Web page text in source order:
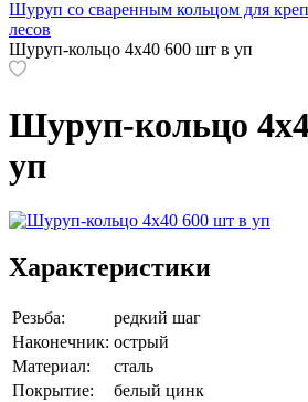
Шуруп со сваренным кольцом для
лесов
Шуруп-кольцо 4х40 600 шт в уп
Шуруп-кольцо
уп
Характеристики
Резьба:
редкий шаг
Наконечник: острый
Материал:
сталь
Покрытие:
белый цинк